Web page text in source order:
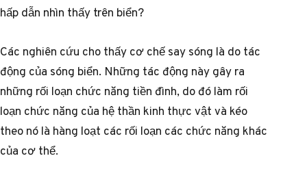
hấp dẫn nhìn thấy trên biển?
Các nghiên cứu cho thấy cơ chế say sóng là do tác
động của sóng biển. Những tác động này gây ra
những rối loạn chức năng tiền đình, do đó làm rối
loạn chức năng của hệ thần kinh thực vật và kéo
theo nó là hàng loạt các rối loạn các chức năng khác
của cơ thể.